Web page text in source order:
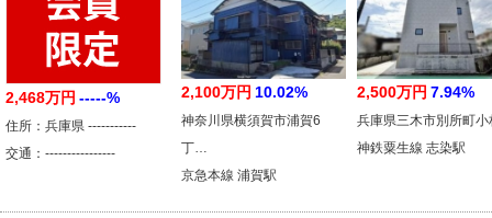
2,468万円 -----%
住所：兵庫県 -----------
交通：----------------
2,100万円 10.02%
神奈川県横須賀市浦賀6
丁…
京急本線 浦賀駅
2,500万円 7.94%
兵庫県三木市別所町小
神鉄粟生線 志染駅